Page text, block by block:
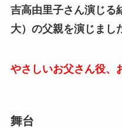
吉高由里子さん演じる
大）の父親を演じまし
やさしいお父さん役、
舞台